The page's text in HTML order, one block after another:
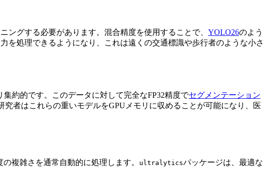
グする必要があります。混合精度を使用することで、 YOLO26のよう
を処理できるようになり、これは遠くの交通標識や歩行者のような小さ
約的です。このデータに対して完全なFP32精度でセグメンテーション
者はこれらの重いモデルをGPUメモリに収めることが可能になり、医
複雑さを通常自動的に処理します。 ultralyticsパッケージは、最適な